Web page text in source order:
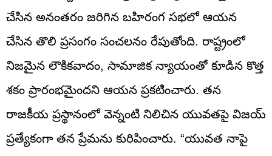
చేసిన అనంతరం జరిగిన బహిరంగ సభలో ఆయన
చేసిన తొలి ప్రసంగం సంచలనం రేపుతోంది. రాష్ట్రంలో
నిజమైన లౌకికవాదం, సామాజిక న్యాయంతో కూడిన కొత్త
శకం ప్రారంభమైందని ఆయన ప్రకటించారు. తన
రాజకీయ ప్రస్థానంలో వెన్నంటి నిలిచిన యువతపై విజయ్
ప్రత్యేకంగా తన ప్రేమను కురిపించారు. “యువత నాపై